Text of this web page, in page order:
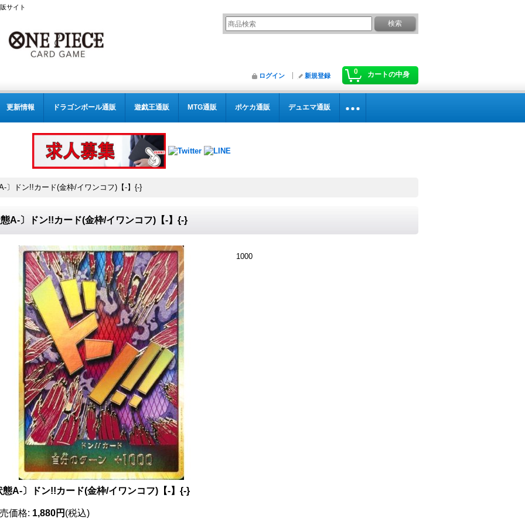
サイト
0 カートの中身
ログイン 新規登録
更新情報 ドラゴンボール通販 遊戯王通販 MTG通販 ポケカ通販 デュエマ通販
〕ドン!!カード(金枠/イワンコフ)【-】{-}
A-〕ドン!!カード(金枠/イワンコフ)【-】{-}
1000
態A-〕ドン!!カード(金枠/イワンコフ)【-】{-}
価格: 1,880円 (税込)